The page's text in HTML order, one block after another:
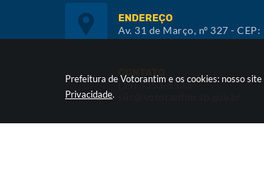
Prefeitura de Votorantim e os cookies: nosso
Privacidade.
ENDEREÇO
Av. 31 de Março, nº 327 -
CONTATO
(15) 3353-8533